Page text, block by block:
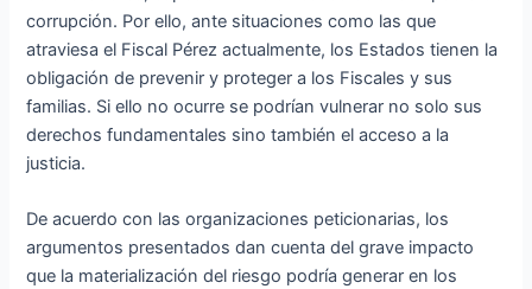
corrupción. Por ello, ante situaciones como las que
atraviesa el Fiscal Pérez actualmente, los Estados tienen la
obligación de prevenir y proteger a los Fiscales y sus
familias. Si ello no ocurre se podrían vulnerar no solo sus
derechos fundamentales sino también el acceso a la
justicia.
De acuerdo con las organizaciones peticionarias, los
argumentos presentados dan cuenta del grave impacto
que la materialización del riesgo podría generar en los